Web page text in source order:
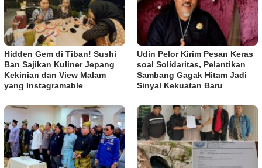
Hidden Gem di Tiban! Sushi
Ban Sajikan Kuliner Jepang
Kekinian dan View Malam
yang Instagramable
Udin Pelor Kirim Pesan Keras
soal Solidaritas, Pelantikan
Sambang Gagak Hitam Jadi
Sinyal Kekuatan Baru